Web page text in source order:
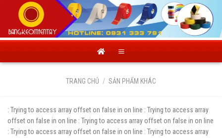
content
TRANG CHỦ / SẢN PHẨM KHÁC
: Trying to access array offset on false in on line : Trying to access array
offset on false in on line : Trying to access array offset on false in on line
: Trying to access array offset on false in on line : Trying to access array